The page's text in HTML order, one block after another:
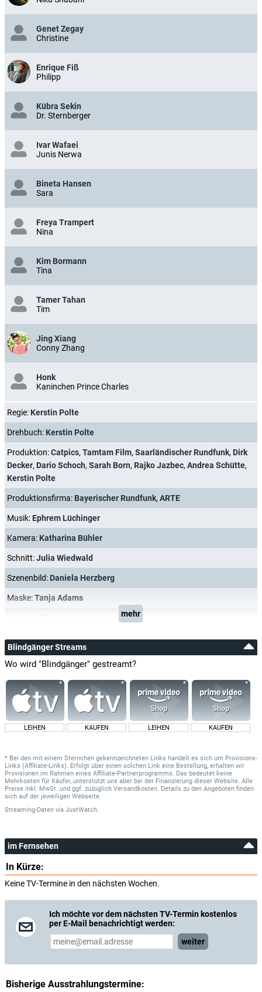
Genet Zegay
Christine
Enrique Fiß
Philipp
Kübra Sekin
Dr. Sternberger
Ivar Wafaei
Junis Nerwa
Bineta Hansen
Sara
Freya Trampert
Nina
Kim Bormann
Tina
Tamer Tahan
Tim
Jing Xiang
Conny Zhang
Honk
Kaninchen Prince Charles
Regie: Kerstin Polte
Drehbuch: Kerstin Polte
Produktion:Catpics, Tamtam Film, Saarländischer Rundfunk, Dirk
Decker, Dario Schoch, Sarah Born, Rajko Jazbec, Andrea Schütte,
Kerstin Polte
Produktionsfirma: Bayerischer Rundfunk, ARTE
Musik: Ephrem Lüchinger
Kamera: Katharina Bühler
Schnitt:Julia Wiedwald
Szenenbild: Daniela Herzberg
Maske:Tanja Adams
mehr
Blindgänger Streams
Wo wird "Blindgänger" gestreamt?
LEIHEN KAUFEN LEIHEN KAUFEN
* Bei den mit einem Sternchen gekennzeichneten Links handelt es sich um Provisions-
Links (Affiliate-Links). Erfolgt über einen solchen Link eine Bestellung, erhalten wir
Provisionen im Rahmen eines Affiliate-Partnerprogramms. Das bedeutet keine
Mehrkosten für Käufer, unterstützt uns aber bei der Finanzierung dieser Website. Alle
Preise inkl. MwSt. und ggf. zuzüglich Versandkosten. Details zu den Angeboten finden
sich auf der jeweiligen Webseite.
Streaming-Daten via JustWatch.
im Fernsehen
In Kürze:
Keine TV-Termine in den nächsten Wochen.
Ich möchte vor dem nächsten TV-Termin kostenlos
per E-Mail benachrichtigt werden:
weiter
Bisherige Ausstrahlungstermine: